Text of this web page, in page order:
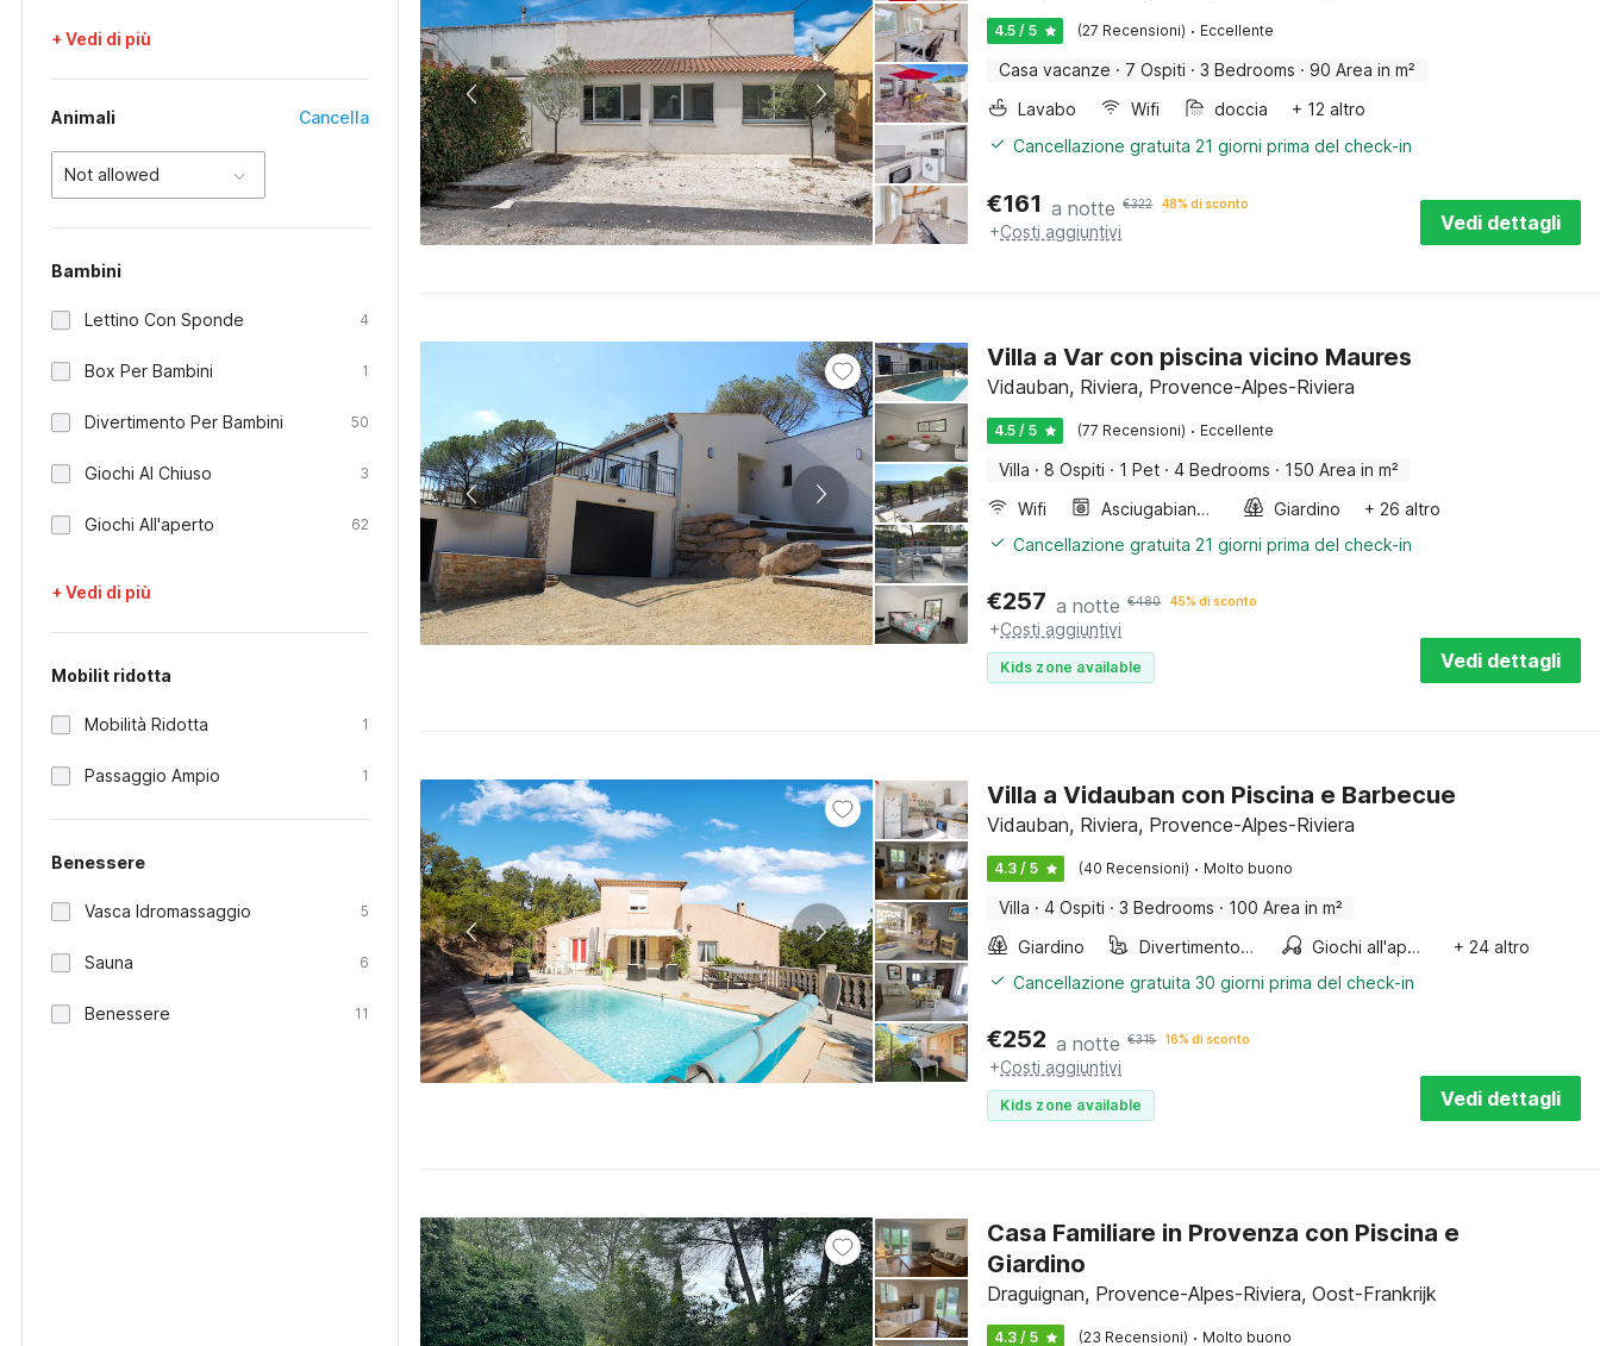
+ Vedi di più
Animali Cancella
Not allowed
Bambini
Lettino Con Sponde 4
Box Per Bambini 1
Divertimento Per Bambini 50
Giochi Al Chiuso 3
Giochi All'aperto 62
+ Vedi di più
Mobilit ridotta
Mobilità Ridotta 1
Passaggio Ampio 1
Benessere
Vasca Idromassaggio 5
Sauna 6
Benessere 11
4.5 / 5 (27 Recensioni) · Eccellente
Casa vacanze · 7 Ospiti · 3 Bedrooms · 90 Area in m²
Lavabo
Wifi doccia
+ 12 altro
Cancellazione gratuita 21 giorni prima del check-in
€161 a notte €322 48% di sconto
+Costi aggiuntivi Vedi dettagli
Villa a Var con piscina vicino Maures
Vidauban, Riviera, Provence-Alpes-Riviera
4.5 / 5 (77 Recensioni) · Eccellente
Villa · 8 Ospiti · 1 Pet · 4 Bedrooms · 150 Area in m²
Wifi
Asciugabiancheria Giardino
+ 26 altro
Cancellazione gratuita 21 giorni prima del check-in
€257 a notte €480 45% di sconto
+Costi aggiuntivi
Kids zone available Vedi dettagli
Villa a Vidauban con Piscina e Barbecue
Vidauban, Riviera, Provence-Alpes-Riviera
4.3 / 5 (40 Recensioni) · Molto buono
Villa · 4 Ospiti · 3 Bedrooms · 100 Area in m²
Giardino
Divertimento per bambini Giochi all'aperto
+ 24 altro
Cancellazione gratuita 30 giorni prima del check-in
€252 a notte €315 16% di sconto
+Costi aggiuntivi
Kids zone available Vedi dettagli
Casa Familiare in Provenza con Piscina e
Giardino
Draguignan, Provence-Alpes-Riviera, Oost-Frankrijk
4.3 / 5 (23 Recensioni) · Molto buono